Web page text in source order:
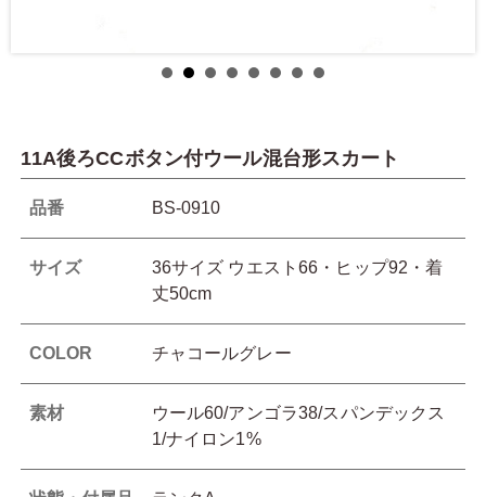
11A後ろCCボタン付ウール混台形スカート
品番 BS-0910
サイズ
36サイズ ウエスト66・ヒップ92・着
丈50cm
COLOR チャコールグレー
素材
ウール60/アンゴラ38/スパンデックス
1/ナイロン1%